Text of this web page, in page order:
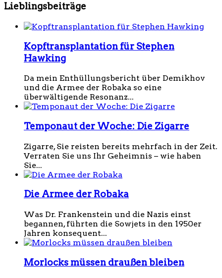
Lieblingsbeiträge
Kopftransplantation für Stephen
Hawking
Da mein Enthüllungsbericht über Demikhov
und die Armee der Robaka so eine
überwältigende Resonanz...
Temponaut der Woche: Die Zigarre
Zigarre, Sie reisten bereits mehrfach in der Zeit.
Verraten Sie uns Ihr Geheimnis – wie haben
Sie...
Die Armee der Robaka
Was Dr. Frankenstein und die Nazis einst
begannen, führten die Sowjets in den 1950er
Jahren konsequent...
Morlocks müssen draußen bleiben